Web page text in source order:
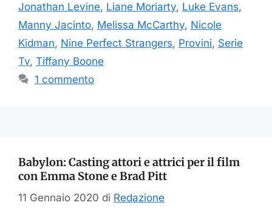
Jonathan Levine, Liane Moriarty, Luke Evans,
Manny Jacinto, Melissa McCarthy, Nicole
Kidman, Nine Perfect Strangers, Provini, Serie
Tv, Tiffany Boone
1 commento
Babylon: Casting attori e attrici per il film
con Emma Stone e Brad Pitt
11 Gennaio 2020 di Redazione